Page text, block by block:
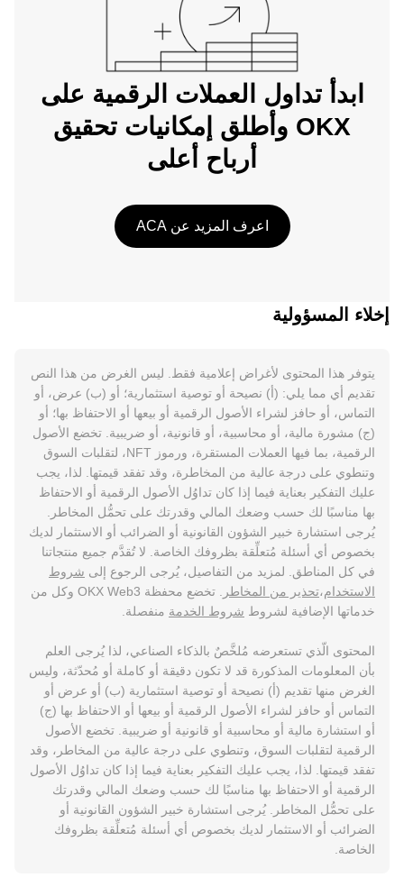
ابدأ تداول العملات الرقمية على
OKX وأطلق إمكانيات تحقيق
أرباح أعلى
اعرف المزيد عن ACA
إخلاء المسؤولية
يتوفر هذا المحتوى لأغراض إعلامية فقط. ليس الغرض من هذا النص
تقديم أي مما يلي: (أ) نصيحة أو توصية استثمارية؛ أو (ب) عرض، أو
التماس، أو حافز لشراء الأصول الرقمية أو بيعها أو الاحتفاظ بها؛ أو
(ج) مشورة مالية، أو محاسبية، أو قانونية، أو ضريبية. تخضع الأصول
الرقمية، بما فيها العملات المستقرة، ورموز NFT، لتقلبات السوق
وتنطوي على درجة عالية من المخاطرة، وقد تفقد قيمتها. لذا، يجب
عليك التفكير بعناية فيما إذا كان تداوُل الأصول الرقمية أو الاحتفاظ
بها مناسبًا لك حسب وضعك المالي وقدرتك على تحمُّل المخاطر.
يُرجى استشارة خبير الشؤون القانونية أو الضرائب أو الاستثمار لديك
بخصوص أي أسئلة مُتعلِّقة بظروفك الخاصة. لا تُقدَّم جميع منتجاتنا
في كل المناطق. لمزيد من التفاصيل، يُرجى الرجوع إلى شروط
الاستخدام،تحذير من المخاطر
. تخضع محفظة OKX Web3 وكل من
خدماتها الإضافية لشروط شروط الخدمة منفصلة.
المحتوى الّذي تستعرضه مُلخَّصٌ بالذكاء الصناعي، لذا يُرجى العلم
بأن المعلومات المذكورة قد لا تكون دقيقة أو كاملة أو مُحدّثة، وليس
الغرض منها تقديم (أ) نصيحة أو توصية استثمارية (ب) أو عرض أو
التماس أو حافز لشراء الأصول الرقمية أو بيعها أو الاحتفاظ بها (ج)
أو استشارة مالية أو محاسبية أو قانونية أو ضريبية. تخضع الأصول
الرقمية لتقلبات السوق، وتنطوي على درجة عالية من المخاطر، وقد
تفقد قيمتها. لذا، يجب عليك التفكير بعناية فيما إذا كان تداوُل الأصول
الرقمية أو الاحتفاظ بها مناسبًا لك حسب وضعك المالي وقدرتك
على تحمُّل المخاطر. يُرجى استشارة خبير الشؤون القانونية أو
الضرائب أو الاستثمار لديك بخصوص أي أسئلة مُتعلِّقة بظروفك
الخاصة.